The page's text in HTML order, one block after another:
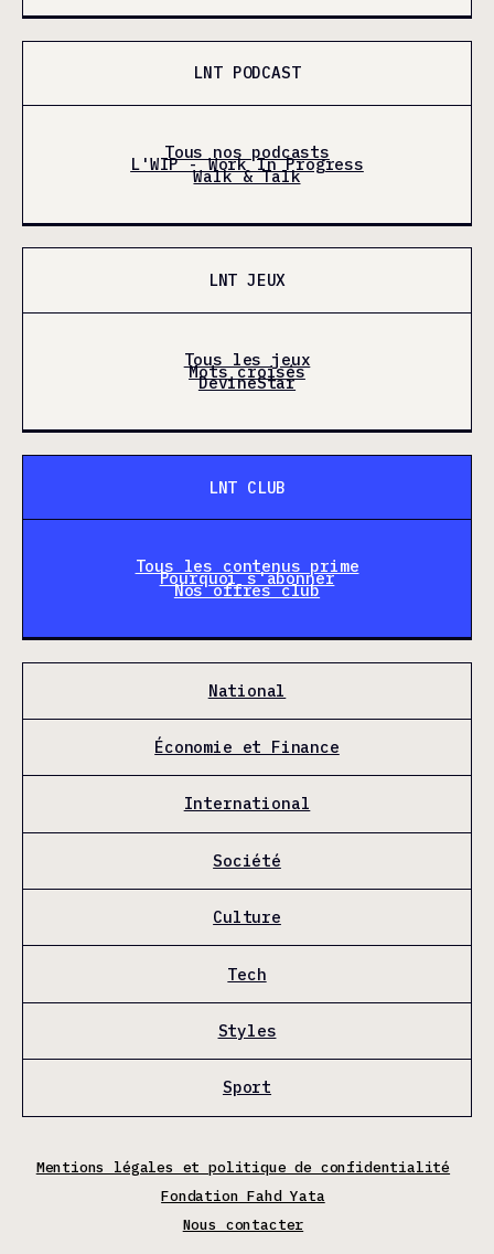
LNT PODCAST
Tous nos podcasts
L'WIP - Work In Progress
Walk & Talk
LNT JEUX
Tous les jeux
Mots croisés
DevineStar
LNT CLUB
Tous les contenus prime
Pourquoi s'abonner
Nos offres club
National
Économie et Finance
International
Société
Culture
Tech
Styles
Sport
Mentions légales et politique de confidentialité
Fondation Fahd Yata
Nous contacter